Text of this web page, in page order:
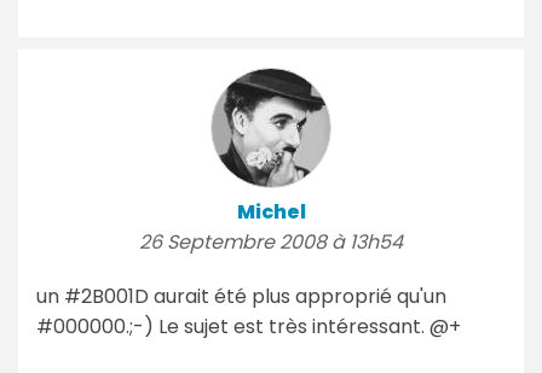
Michel
26 Septembre 2008 à 13h54
un #2B001D aurait été plus approprié qu'un
#000000.;-) Le sujet est très intéressant. @+